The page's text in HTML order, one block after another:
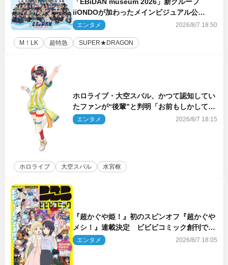
iiONDOが加わったメインビジュアル公
開！ 開催記念グッズラインナップも
エンタメ 2026/8/7 18:50
M！LK 超特急 SUPER★DRAGON
ホロライブ・大空スバル、かつて認知してい
たファンが“後輩”と判明「お前もしかしてあ
のときの？」
エンタメ 2026/8/7 18:15
ホロライブ 大空スバル 水宮枢
『超かぐや姫！』初のスピンオフ『超かぐや
メシ！』連載決定 ビビビコミック創刊で31
作品一挙公開
エンタメ 2026/8/7 18:05